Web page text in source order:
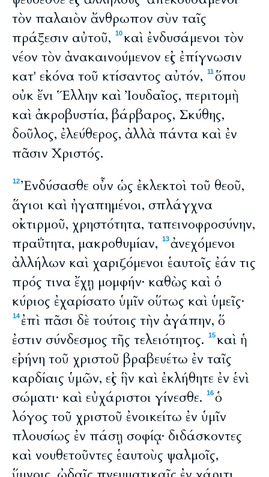
τὸν παλαιὸν ἄνθρωπον σὺν ταῖς
πράξεσιν αὐτοῦ,
10καὶ ἐνδυσάμενοι τὸν
νέον τὸν ἀνακαινούμενον εἰς ἐπίγνωσιν
κατ' εἰκόνα τοῦ κτίσαντος αὐτόν,
11ὅπου
οὐκ ἔνι Ἕλλην καὶ Ἰουδαῖος, περιτομὴ
καὶ ἀκροβυστία, βάρβαρος, Σκύθης,
δοῦλος, ἐλεύθερος, ἀλλὰ πάντα καὶ ἐν
πᾶσιν Χριστός.
12Ἐνδύσασθε οὖν ὡς ἐκλεκτοὶ τοῦ θεοῦ,
ἅγιοι καὶ ἠγαπημένοι, σπλάγχνα
οἰκτιρμοῦ, χρηστότητα, ταπεινοφροσύνην,
πραΰτητα, μακροθυμίαν,
13ἀνεχόμενοι
ἀλλήλων καὶ χαριζόμενοι ἑαυτοῖς ἐάν τις
πρός τινα ἔχῃ μομφήν· καθὼς καὶ ὁ
κύριος ἐχαρίσατο ὑμῖν οὕτως καὶ ὑμεῖς·
14 ἐπὶ πᾶσι δὲ τούτοις τὴν ἀγάπην, ὅ
ἐστιν σύνδεσμος τῆς τελειότητος.
15καὶ ἡ
εἰρήνη τοῦ χριστοῦ βραβευέτω ἐν ταῖς
καρδίαις ὑμῶν, εἰς ἣν καὶ ἐκλήθητε ἐν ἑνὶ
σώματι· καὶ εὐχάριστοι γίνεσθε.
16ὁ
λόγος τοῦ χριστοῦ ἐνοικείτω ἐν ὑμῖν
πλουσίως ἐν πάσῃ σοφίᾳ· διδάσκοντες
καὶ νουθετοῦντες ἑαυτοὺς ψαλμοῖς,